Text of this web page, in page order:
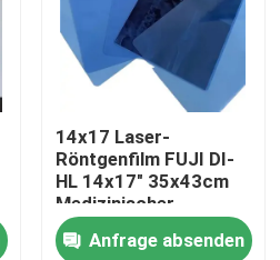
14x17 Laser-
Röntgenfilm FUJI DI-
HL 14x17" 35x43cm
Medizinischer
Laserfilm Fuji
Trockenfilm
Anfrage absenden